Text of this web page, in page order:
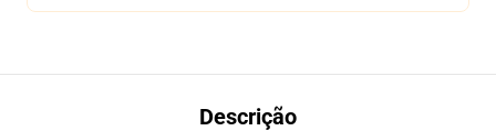
Descrição